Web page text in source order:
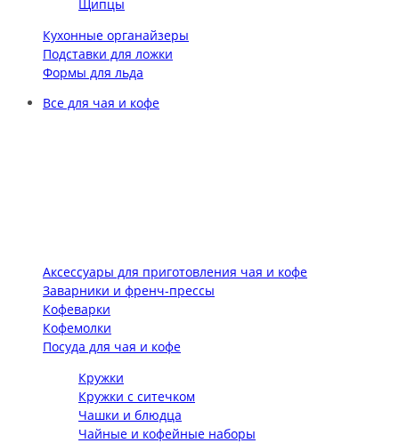
Щипцы
Кухонные органайзеры
Подставки для ложки
Формы для льда
Все для чая и кофе
Аксессуары для приготовления чая и кофе
Заварники и френч-прессы
Кофеварки
Кофемолки
Посуда для чая и кофе
Кружки
Кружки с ситечком
Чашки и блюдца
Чайные и кофейные наборы